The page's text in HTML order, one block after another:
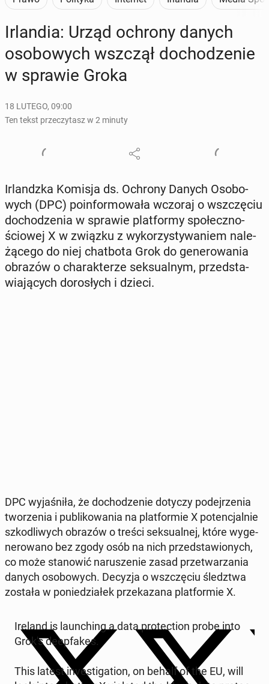
Ir­lan­dia: Urząd ochrony danych
oso­bo­wych wszczął do­cho­dze­nie
w sprawie Groka
18 LUTEGO, 09:00
Ten tekst przeczytasz w 2 minuty
Ir­landz­ka Komisja ds. Ochrony Danych Oso­bo­
wych (DPC) po­in­for­mo­wa­ła wczoraj o wsz­czę­ciu
do­cho­dze­nia w sprawie plat­for­my spo­łecz­no­
ścio­wej X w związku z wy­ko­rzy­sty­wa­niem na­le­
żą­ce­go do niej chat­bo­ta Grok do ge­ne­ro­wa­nia
obrazów o cha­rak­te­rze sek­su­al­nym, przed­sta­
wia­ją­cych do­ro­słych i dzieci.
DPC wy­ja­śni­ła, że do­cho­dze­nie dotyczy po­dej­rze­nia
two­rze­nia i pu­bli­ko­wa­nia na plat­for­mie X po­ten­cjal­nie
szko­dli­wych obrazów o treści sek­su­al­nej, które wy­ge­
ne­ro­wa­no bez zgody osób na nich przed­sta­wio­nych,
co może sta­no­wić na­ru­sze­nie zasad prze­twa­rza­nia
danych oso­bo­wych. Decyzja o wsz­czę­ciu śledz­twa
została w po­nie­dzia­łek prze­ka­za­na plat­for­mie X.
Ireland is laun­ching a data pro­tec­tion probe into
Grok's de­ep­fa­kes.
This latest in­ve­sti­ga­tion, on behalf of the EU, will